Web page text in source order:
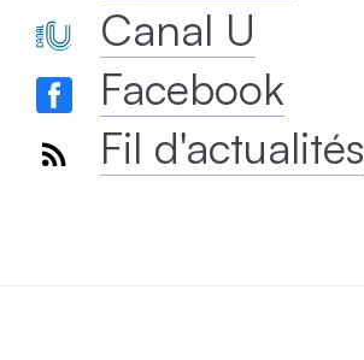
Canal U
Facebook
Fil d'actualités